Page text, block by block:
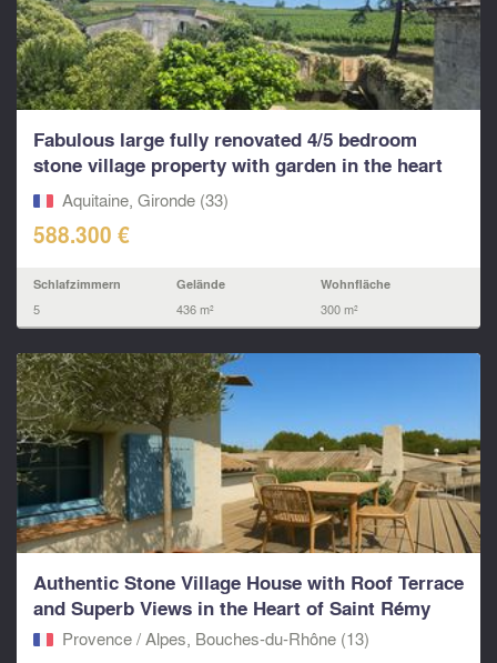
Fabulous large fully renovated 4/5 bedroom
stone village property with garden in the heart
of Fronsa
Aquitaine, Gironde (33)
588.300 €
Schlafzimmern
5
Gelände
436 m²
Wohnfläche
300 m²
Authentic Stone Village House with Roof Terrace
and Superb Views in the Heart of Saint Rémy
Provence / Alpes, Bouches-du-Rhône (13)